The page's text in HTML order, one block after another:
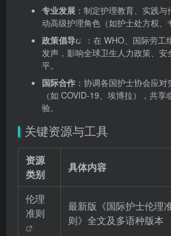
专业发展 ：制定护理教育、实践
动高级护理角色（如护士处方权、
政策倡导
：在 WHO、国际劳
发声，影响全球卫生人力政策、安
平。
国际合作 ：协调各国护士协会应
（如 COVID-19、埃博拉），共
验。
关键资源与工具
资源
类别
具体内容
伦理
准则
最新版《国际护士伦理
则》全文及多语种版本